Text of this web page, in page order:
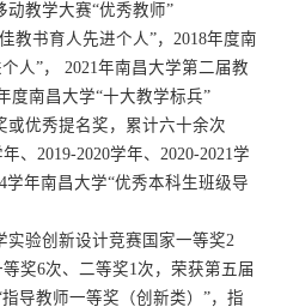
动教学大赛“优秀教师”
教书育人先进个人”，2018年度南
人”，
2021年南昌大学第二届教
度南昌大学“十大教学标兵”
或优秀提名奖，累计六十余次
、2019-2020学年、2020-2021学
学年南昌大学“优秀本科生班级导
实验创新设计竞赛国家一等奖2
等奖6次、二等奖1次，荣获第五届
导教师一等奖（创新类）”，指